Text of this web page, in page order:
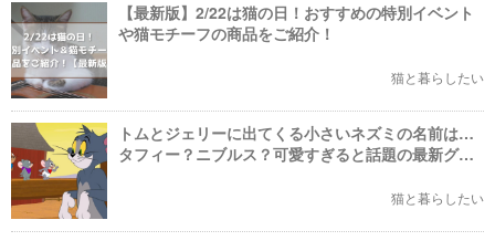
【最新版】2/22は猫の日！おすすめの特別イベント
や猫モチーフの商品をご紹介！
猫と暮らしたい
トムとジェリーに出てくる小さいネズミの名前は…
タフィー？ニブルス？可愛すぎると話題の最新グッ
猫と暮らしたい